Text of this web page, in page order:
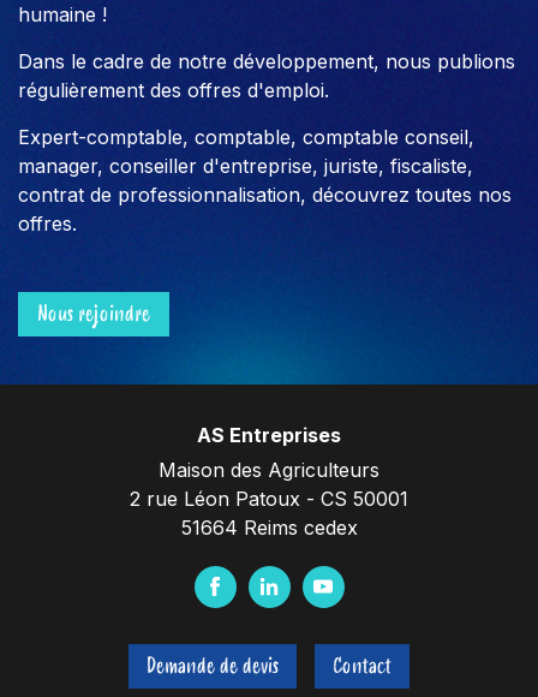
humaine !
Dans le cadre de notre développement, nous publions
régulièrement des offres d'emploi.
Expert-comptable, comptable, comptable conseil,
manager, conseiller d'entreprise, juriste, fiscaliste,
contrat de professionnalisation, découvrez toutes nos
offres.
Nous rejoindre
AS Entreprises
Maison des Agriculteurs
2 rue Léon Patoux - CS 50001
51664 Reims cedex
F
c
e
L
n
k
Y
u
t
Demande de devis Contact